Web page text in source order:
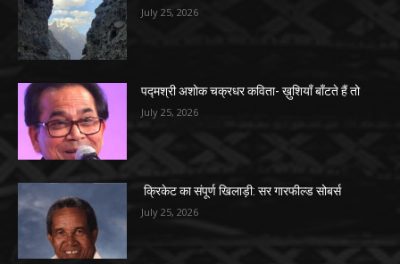
July 25, 2026
पद्मश्री अशोक चक्रधर कविता- ख़ुशियाँ बाँटते हैं तो
July 25, 2026
क्रिकेट का संपूर्ण खिलाड़ी: सर गारफील्ड सोबर्स
July 25, 2026